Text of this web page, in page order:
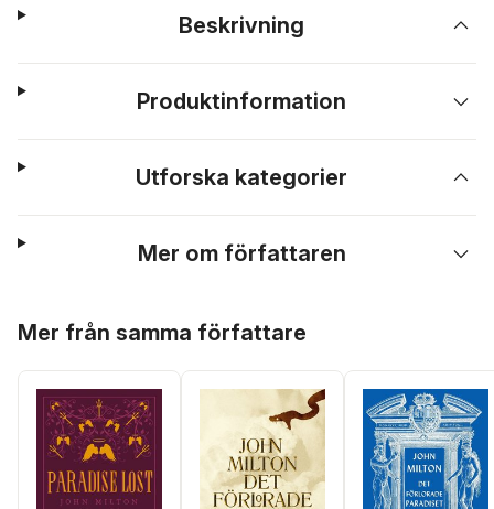
Beskrivning
Produktinformation
Utforska kategorier
Mer om författaren
Mer från samma författare